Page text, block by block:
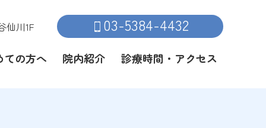
仙川1F 03-5384-4432
ての方へ 院内紹介 診療時間・アクセス